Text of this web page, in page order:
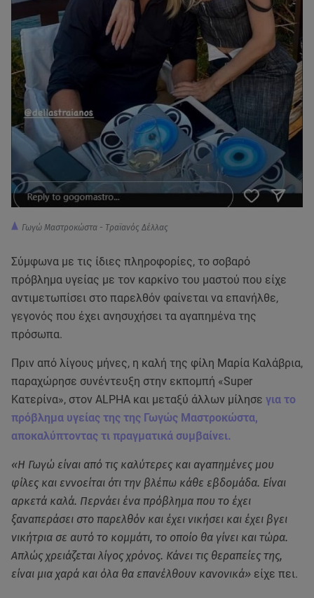
Γωγώ Μαστροκώστα - Τραϊανός Δέλλας
Σύμφωνα με τις ίδιες πληροφορίες, το σοβαρό
πρόβλημα υγείας με τον καρκίνο του μαστού που είχε
αντιμετωπίσει στο παρελθόν φαίνεται να επανήλθε,
γεγονός που έχει ανησυχήσει τα αγαπημένα της
πρόσωπα.
Πριν από λίγους μήνες, η καλή της φίλη Μαρία Καλάβρια,
παραχώρησε συνέντευξη στην εκπομπή «Super
Κατερίνα», στον ALPHA και μεταξύ άλλων μίλησε για το
πρόβλημα υγείας της της Γωγώς Μαστροκώστα,
αποκαλύπτοντας τι πραγματικά συμβαίνει.
«Η Γωγώ είναι από τις καλύτερες και αγαπημένες μου
φίλες και εννοείται ότι την βλέπω κάθε εβδομάδα. Είναι
αρκετά καλά. Περνάει ένα πρόβλημα που το έχει
ξαναπεράσει στο παρελθόν και έχει νικήσει και έχει βγει
νικήτρια σε αυτό το κομμάτι, το οποίο θα γίνει και τώρα.
Απλώς χρειάζεται λίγος χρόνος. Κάνει τις θεραπείες της,
είναι μια χαρά και όλα θα επανέλθουν κανονικά» είχε πει.